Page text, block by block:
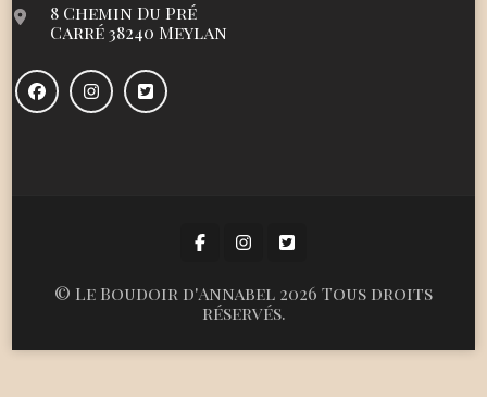
8 Chemin Du Pré
Carré 38240 Meylan
© Le Boudoir d'Annabel 2026 Tous droits
réservés.